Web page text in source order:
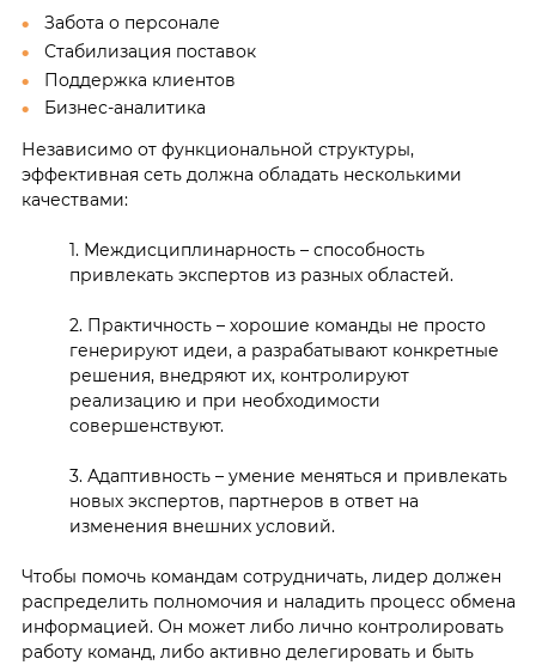
Забота о персонале
Стабилизация поставок
Поддержка клиентов
Бизнес-аналитика
Независимо от функциональной структуры,
эффективная сеть должна обладать несколькими
качествами:
1. Междисциплинарность – способность
привлекать экспертов из разных областей.
2. Практичность – хорошие команды не просто
генерируют идеи, а разрабатывают конкретные
решения, внедряют их, контролируют
реализацию и при необходимости
совершенствуют.
3. Адаптивность – умение меняться и привлекать
новых экспертов, партнеров в ответ на
изменения внешних условий.
Чтобы помочь командам сотрудничать, лидер должен
распределить полномочия и наладить процесс обмена
информацией. Он может либо лично контролировать
работу команд, либо активно делегировать и быть